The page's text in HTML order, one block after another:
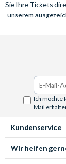
Sie Ihre Tickets
unserem
Ich möchte
Mail
Kundenservice
Wir helfen